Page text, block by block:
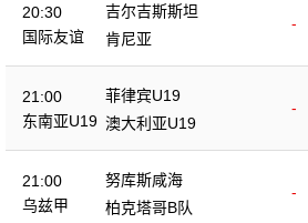
20:30
国际友谊
吉尔吉斯斯坦
-
肯尼亚
21:00
东南亚U19
菲律宾U19
-
澳大利亚U19
21:00
乌兹甲
努库斯咸海
-
柏克塔哥B队